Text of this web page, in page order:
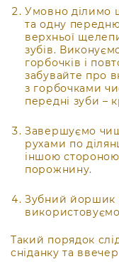
Умовно ділимо
та одну
верхньої
зубів.
горбочків і
забувайте про
з горбочками
передні зуби –
Завершуємо
рухами по
іншою
порожнину.
Зубний йоршик
Такий порядок
сніданку та